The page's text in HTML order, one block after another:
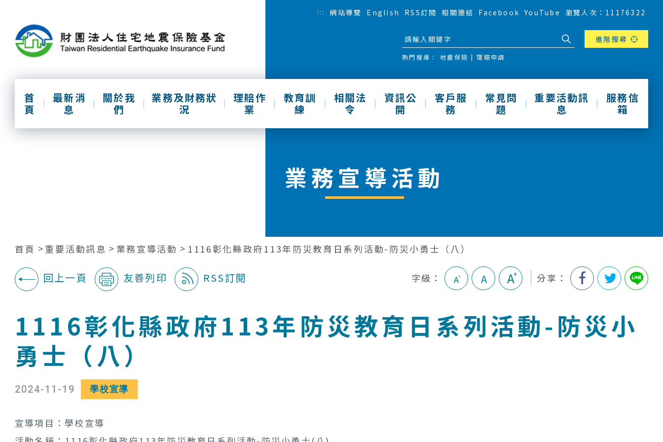
::: 網站導覽 English RSS訂閱 相關連結 Facebook YouTube 瀏覽人次：11176322
進階搜尋
熱門搜尋： 地震保險 理賠申請
首
頁
最新消
息
關於我
們
業務及財務狀
況
理賠作
業
教育訓
練
相關法
令
資訊公
開
客戶服
務
常見問
題
重要活動訊
息
服務信
箱
業務宣導活動
首頁 重要活動訊息 業務宣導活動 1116彰化縣政府113年防災教育日系列活動-防災小勇士（八）
回上一頁 友善列印 RSS訂閱 字級： 分享：
1116彰化縣政府113年防災教育日系列活動-防災小
勇士（八）
2024-11-19 學校宣導
宣導項目：學校宣導